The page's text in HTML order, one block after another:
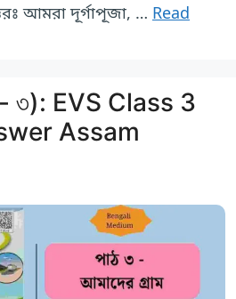
আমরা দূর্গাপূজা, … Read
৩): EVS Class 3
Assam